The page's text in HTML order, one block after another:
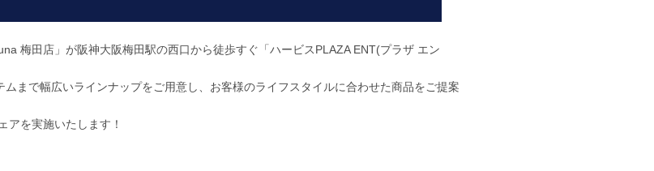
梅田店」が阪神大阪梅田駅の西口から徒歩すぐ「ハービスPLAZA ENT(プラザ エン
まで幅広いラインナップをご用意し、お客様のライフスタイルに合わせた商品をご提案
アを実施いたします！